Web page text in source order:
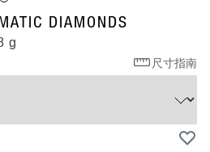
DIAMONDS
g
尺寸指南